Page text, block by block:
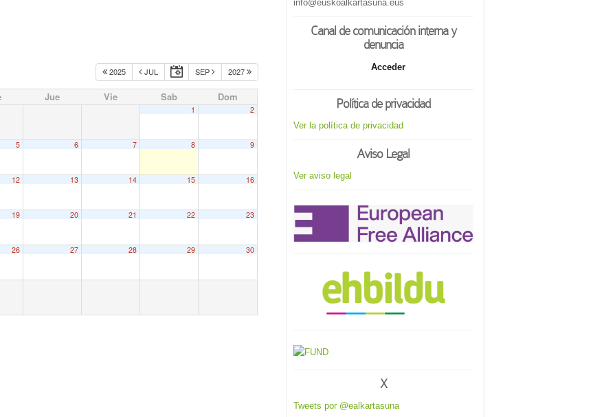
2025 JUL SEP 2027
Jue Vie Sab Dom
1 2
5 6 7 8 9
12 13 14 15 16
19 20 21 22 23
26 27 28 29 30
info@euskoalkartasuna.eus
Canal de comunicación interna y
denuncia
Acceder
Política de privacidad
Ver la política de privacidad
Aviso Legal
Ver aviso legal
X
Tweets por @ealkartasuna